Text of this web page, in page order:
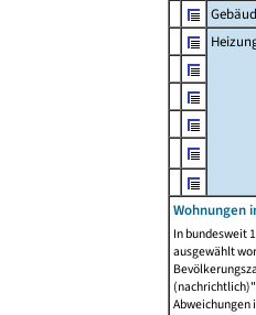
Wohnungen
In bundesweit
ausgewählt
Abweichungen